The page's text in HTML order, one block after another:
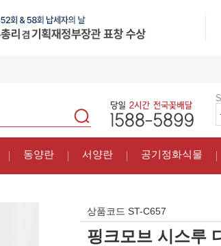
동양란 서양란 공기정화식물
상품코드 ST-C657
핑크모브 시스루